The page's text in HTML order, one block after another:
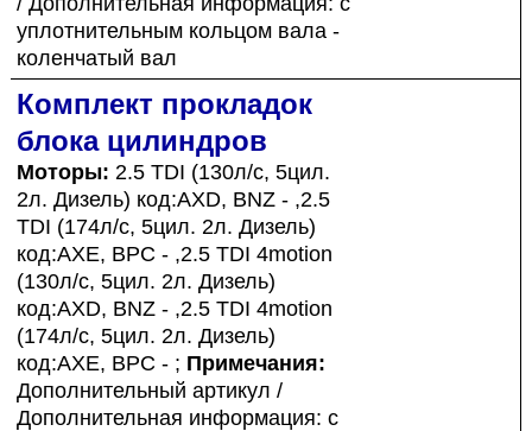
уплотнительным кольцом вала -
коленчатый вал
Комплект прокладок
блока цилиндров
Моторы: 2.5 TDI (130л/с, 5цил.
2л. Дизель) код:AXD, BNZ - ,2.5
TDI (174л/с, 5цил. 2л. Дизель)
код:AXE, BPC - ,2.5 TDI 4motion
(130л/с, 5цил. 2л. Дизель)
код:AXD, BNZ - ,2.5 TDI 4motion
(174л/с, 5цил. 2л. Дизель)
код:AXE, BPC - ; Примечания:
Дополнительный артикул /
Дополнительная информация: с